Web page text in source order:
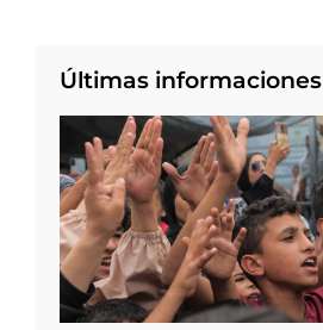
Últimas informaciones